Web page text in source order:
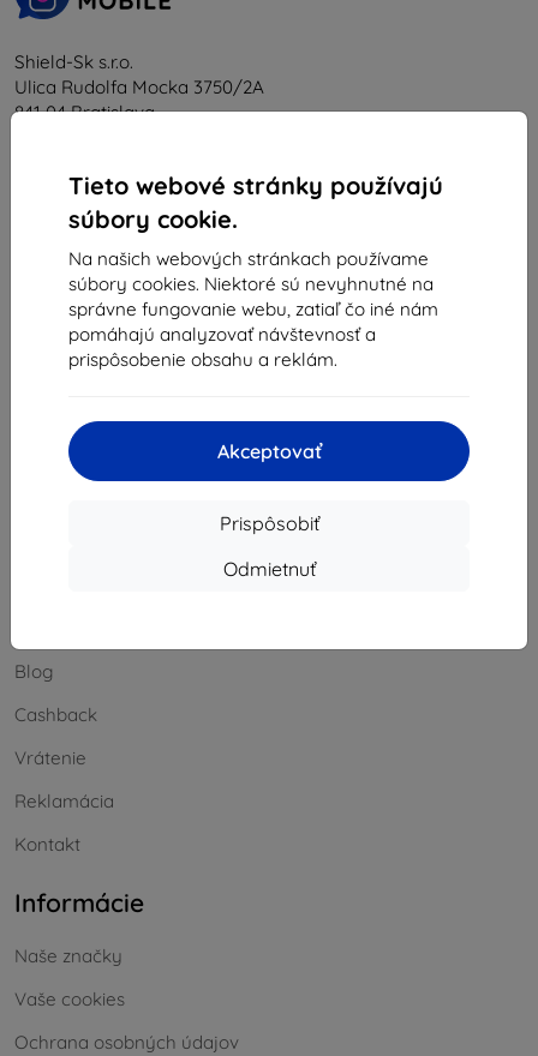
Tieto webové stránky používajú
súbory cookie.
Na našich webových stránkach používame
súbory cookies. Niektoré sú nevyhnutné na
správne fungovanie webu, zatiaľ čo iné nám
pomáhajú analyzovať návštevnosť a
prispôsobenie obsahu a reklám.
Akceptovať
Prispôsobiť
Odmietnuť
Shield-Sk s.r.o.
Ulica Rudolfa Mocka 3750/2A
841 04 Bratislava
IČ DPH:SK2023549671
Kontakt
info@top4mobile.eu
Napíšte nám
Online8:00 - 16:00
Sobota a nedeľa:
Blog
Cashback
Vrátenie
Reklamácia
Kontakt
Informácie
Naše značky
Vaše cookies
Ochrana osobných údajov